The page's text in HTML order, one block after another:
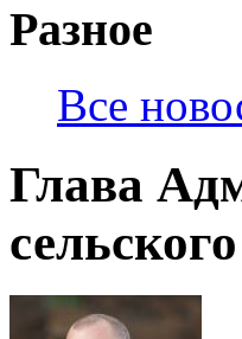
Разное
Все
Глава